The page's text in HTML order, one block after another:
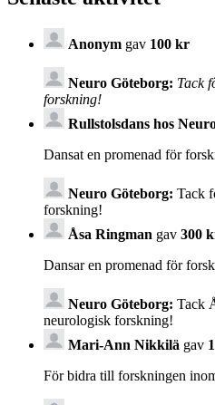
Anonym gav 100 kr
Neuro Göteborg: Tack
forskning!
Rullstolsdans hos
Dansat en promenad för
Neuro Göteborg: Tack
forskning!
Åsa Ringman gav 300
Dansar en promenad för
Neuro Göteborg: Tack
neurologisk forskning!
Mari-Ann Nikkilä gav
För bidra till forskningen